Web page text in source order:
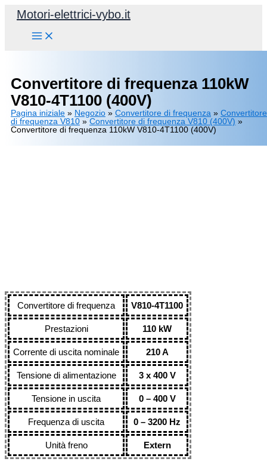
VaiMotori-elettrici-vybo.it
Convertitore di frequenza 110kW
V810-4T1100 (400V)
Pagina iniziale » Negozio » Convertitore di frequenza » Convertitore
di frequenza V810 » Convertitore di frequenza V810 (400V) »
Convertitore di frequenza 110kW V810-4T1100 (400V)
Convertitore di frequenza V810-4T1100
Prestazioni 110 kW
Corrente di uscita nominale 210 A
Tensione di alimentazione 3 x 400 V
Tensione in uscita 0 – 400 V
Frequenza di uscita 0 – 3200 Hz
Unità freno Extern